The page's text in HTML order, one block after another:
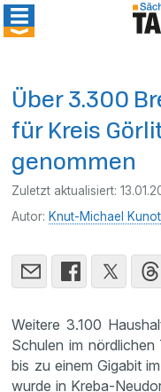
Über 3.300
für Kreis
genommen
Zuletzt aktualisiert:
Autor: Knut-Michael
Weitere 3.100
Schulen im
bis zu einem Gigabit
wurde in Kreba-